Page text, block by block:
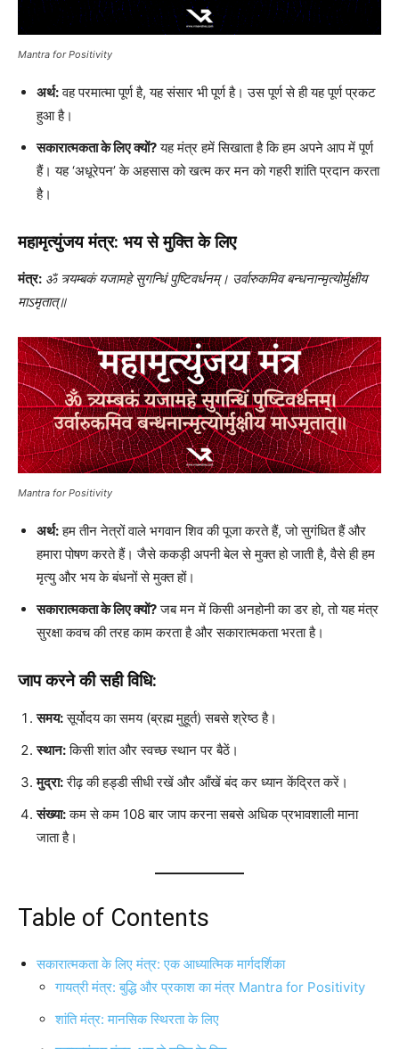
Mantra for Positivity
अर्थ:वह परमात्मा पूर्ण है, यह संसार भी पूर्ण है। उस पूर्ण से ही यह पूर्ण प्रकट
हुआ है।
सकारात्मकता के लिए क्यों?यह मंत्र हमें सिखाता है कि हम अपने आप में पूर्ण
हैं। यह ‘अधूरेपन’ के अहसास को खत्म कर मन को गहरी शांति प्रदान करता
है।
महामृत्युंजय मंत्र: भय से मुक्ति के लिए
मंत्र: ॐ त्र्यम्बकं यजामहे सुगन्धिं पुष्टिवर्धनम्। उर्वारुकमिव बन्धनान्मृत्योर्मुक्षीय
माऽमृतात्॥
Mantra for Positivity
अर्थ:हम तीन नेत्रों वाले भगवान शिव की पूजा करते हैं, जो सुगंधित हैं और
हमारा पोषण करते हैं। जैसे ककड़ी अपनी बेल से मुक्त हो जाती है, वैसे ही हम
मृत्यु और भय के बंधनों से मुक्त हों।
सकारात्मकता के लिए क्यों?जब मन में किसी अनहोनी का डर हो, तो यह मंत्र
सुरक्षा कवच की तरह काम करता है और सकारात्मकता भरता है।
जाप करने की सही विधि:
समय:सूर्योदय का समय (ब्रह्म मुहूर्त) सबसे श्रेष्ठ है।
स्थान:किसी शांत और स्वच्छ स्थान पर बैठें।
मुद्रा:रीढ़ की हड्डी सीधी रखें और आँखें बंद कर ध्यान केंद्रित करें।
संख्या:कम से कम 108 बार जाप करना सबसे अधिक प्रभावशाली माना
जाता है।
Table of Contents
सकारात्मकता के लिए मंत्र: एक आध्यात्मिक मार्गदर्शिका
गायत्री मंत्र: बुद्धि और प्रकाश का मंत्र Mantra for Positivity
शांति मंत्र: मानसिक स्थिरता के लिए